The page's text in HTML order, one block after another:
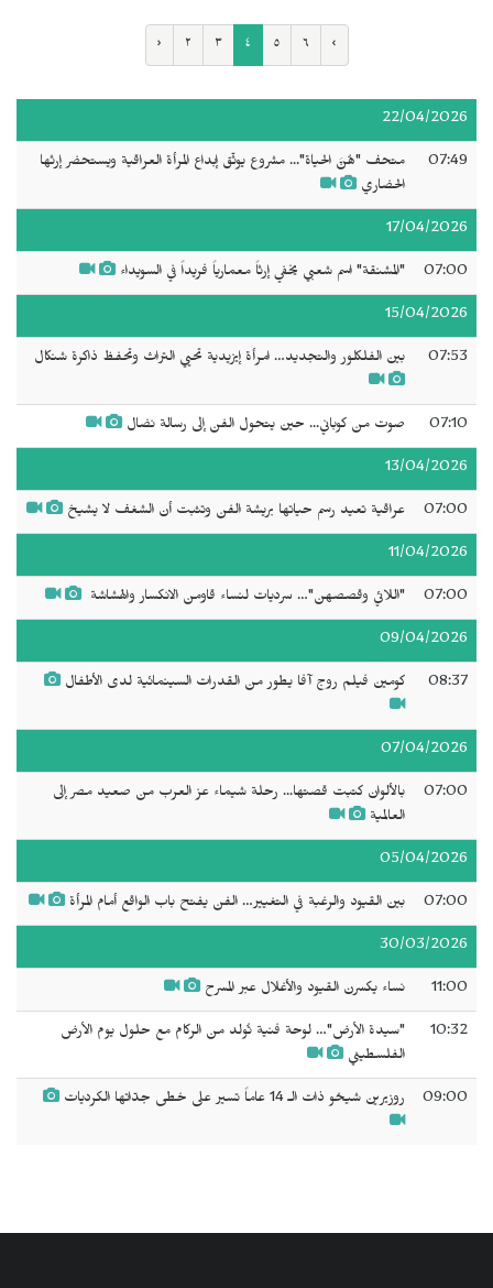
‹ ٢ ٣ ٤ ٥ ٦ ›
22/04/2026
07:49
متحف "هُنَّ الحياة"... مشروع يوثّق إبداع المرأة العراقية ويستحضر إرثها
الحضاري
17/04/2026
07:00 "المشنقة" اسم شعبي يخفي إرثاً معمارياً فريداً في السويداء
15/04/2026
07:53 بين الفلكلور والتجديد… امرأة إيزيدية تحيي التراث وتحفظ ذاكرة شنكال
07:10 صوت من كوباني... حين يتحول الفن إلى رسالة نضال
13/04/2026
07:00 عراقية تعيد رسم حياتها بريشة الفن وتثبت أن الشغف لا يشيخ
11/04/2026
07:00 "‬اللائي وقصصهن‫"…‬ سرديات لنساء قاومن الانكسار والهشاشة ‬‬‬‬
09/04/2026
08:37 كومين فيلم روج آفا يطور من القدرات السينمائية لدى الأطفال
07/04/2026
07:00
بالألوان كتبت قصتها... رحلة شيماء عز العرب من صعيد مصر إلى
العالمية
05/04/2026
07:00 بين القيود والرغبة في التغيير… الفن يفتح باب الواقع أمام المرأة
30/03/2026
11:00 نساء يكسرن القيود والأغلال عبر المسرح
10:32
"سيدة الأرض"… لوحة فنية تُولد من الركام مع حلول يوم الأرض
الفلسطيني
09:00 روزيرين شيخو ذات الـ 14 عاماً تسير على خطى جدّاتها الكرديات